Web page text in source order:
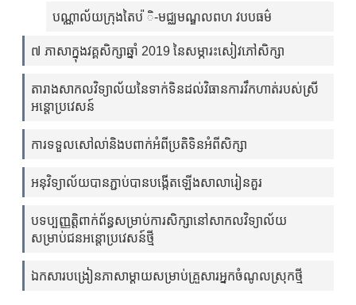
បណ្ណាល័យក្រុងតៃប ៉ិ-មជ្ឈមណ្ឌលពហ វបបធម៌
៧ ភាសាក្នុងវគ្គសិក្សាឆ្នាំ 2019 នៃសម្ភារះសៀវភៅសិក្សា
តារាងសាកលវិទ្យាល័យនៃទាក់ទិនដល់វិធានការវឹកហាត់របស់ស្រី
អន្តោប្រវេសន៍
ការទទួលសៅលា់និងបពាក់អំពីប្រតិទិនអំពីសិក្សា
អនុវិទ្យាល័យបានភ្ជាប់បានបង្កើតឡើងសាលារៀនគួរ
បទប្បញ្ញត្តិពាក់ព័ន្ធសម្រាប់ការសិក្សានៅសាកលវិទ្យាល័យ
សម្រាប់ជនអន្តោប្រវេសន៍ថ្មី
ឯកសារបង្រៀនភាសាម្តាយសម្រាប់គ្រួសារអ្នកចំណូលស្រុកថ្មី